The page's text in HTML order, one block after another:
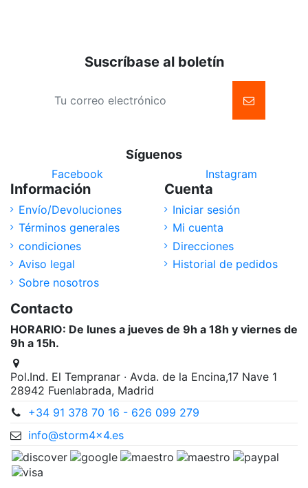
Suscríbase al boletín
Síguenos
Facebook Instagram
Información
Envío/Devoluciones
Términos generales
condiciones
Aviso legal
Sobre nosotros
Cuenta
Iniciar sesión
Mi cuenta
Direcciones
Historial de pedidos
Contacto
HORARIO: De lunes a jueves de 9h a 18h y viernes de
9h a 15h.
Pol.Ind. El Tempranar · Avda. de la Encina,17 Nave 1
28942 Fuenlabrada, Madrid
+34 91 378 70 16 - 626 099 279
info@storm4x4.es